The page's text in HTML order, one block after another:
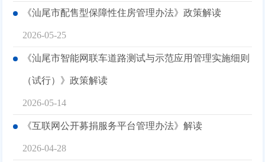
《汕尾市配售型保障性住房管理办法》政策解读
2026-05-25
《汕尾市智能网联车道路测试与示范应用管理实施细则
（试行）》政策解读
2026-05-14
《互联网公开募捐服务平台管理办法》解读
2026-04-28